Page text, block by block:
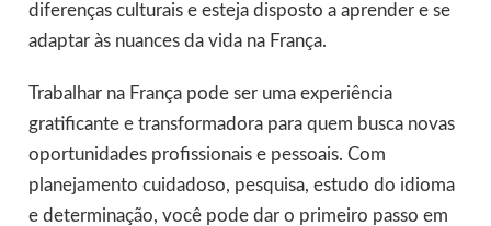
diferenças culturais e esteja disposto a aprender e se
adaptar às nuances da vida na França.
Trabalhar na França pode ser uma experiência
gratificante e transformadora para quem busca novas
oportunidades profissionais e pessoais. Com
planejamento cuidadoso, pesquisa, estudo do idioma
e determinação, você pode dar o primeiro passo em